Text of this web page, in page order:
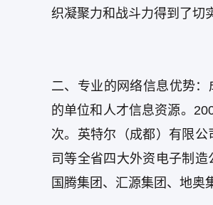
织凝聚力和战斗力得到了切
二、专业的网络信息优势
的单位和人才信息资源。
次。英特尔（成都）有限
司等全省四大外资电子制造
国腾集团、汇源集团、地奥